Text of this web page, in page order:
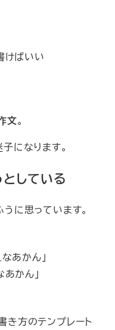
けばいい
文。
になります。
している
に思っています。
あかん」
かん」
き方のテンプレート